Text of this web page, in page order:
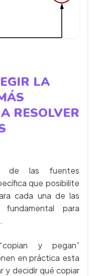
LA
RESOLVER
de las fuentes
que posibilite
cada una de las
para
y pegan”
en práctica esta
y decidir qué copiar